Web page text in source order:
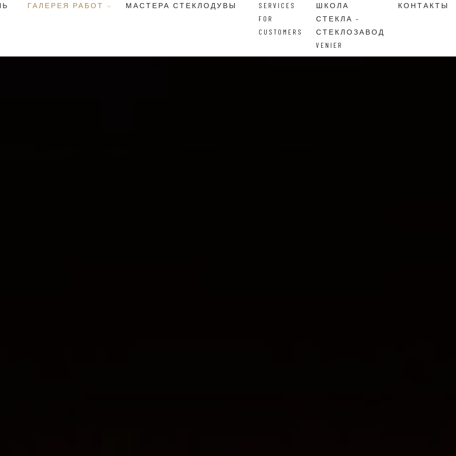
ГАЛЕРЕЯ РАБОТ МАСТЕРА СТЕКЛОДУВЫ
SERVICES
FOR
CUSTOMERS
ШКОЛА
СТЕКЛА –
СТЕКЛОЗАВОД
VENIER
КОНТАКТЫ